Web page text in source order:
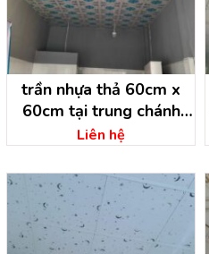
trần nhựa thả 60cm x
60cm tại trung chánh
hóc môn – hồ chí minh
Liên hệ